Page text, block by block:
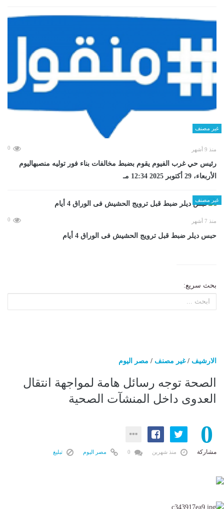
غير مصنف
منذ 9 أشهر 0
رئيس حي غرب الفيوم يقوم بضبط مخالفات بناء فور توليه منصبهاليوم
الأربعاء، 29 أكتوبر 2025 12:34 مـ
غير مصنف
منذ 7 أشهر 0
حبس ديلر ضبط قبل ترويج الحشيش فى الوراق 4 أيام
بحث سريع:
الارشيف /غير مصنف / مصر اليوم
الصحة توجه رسائل هامة لمواجهة انتقال
العدوى داخل المنشآت الصحية
0
مشاركة منذ شهرين مصر اليوم تبليغ